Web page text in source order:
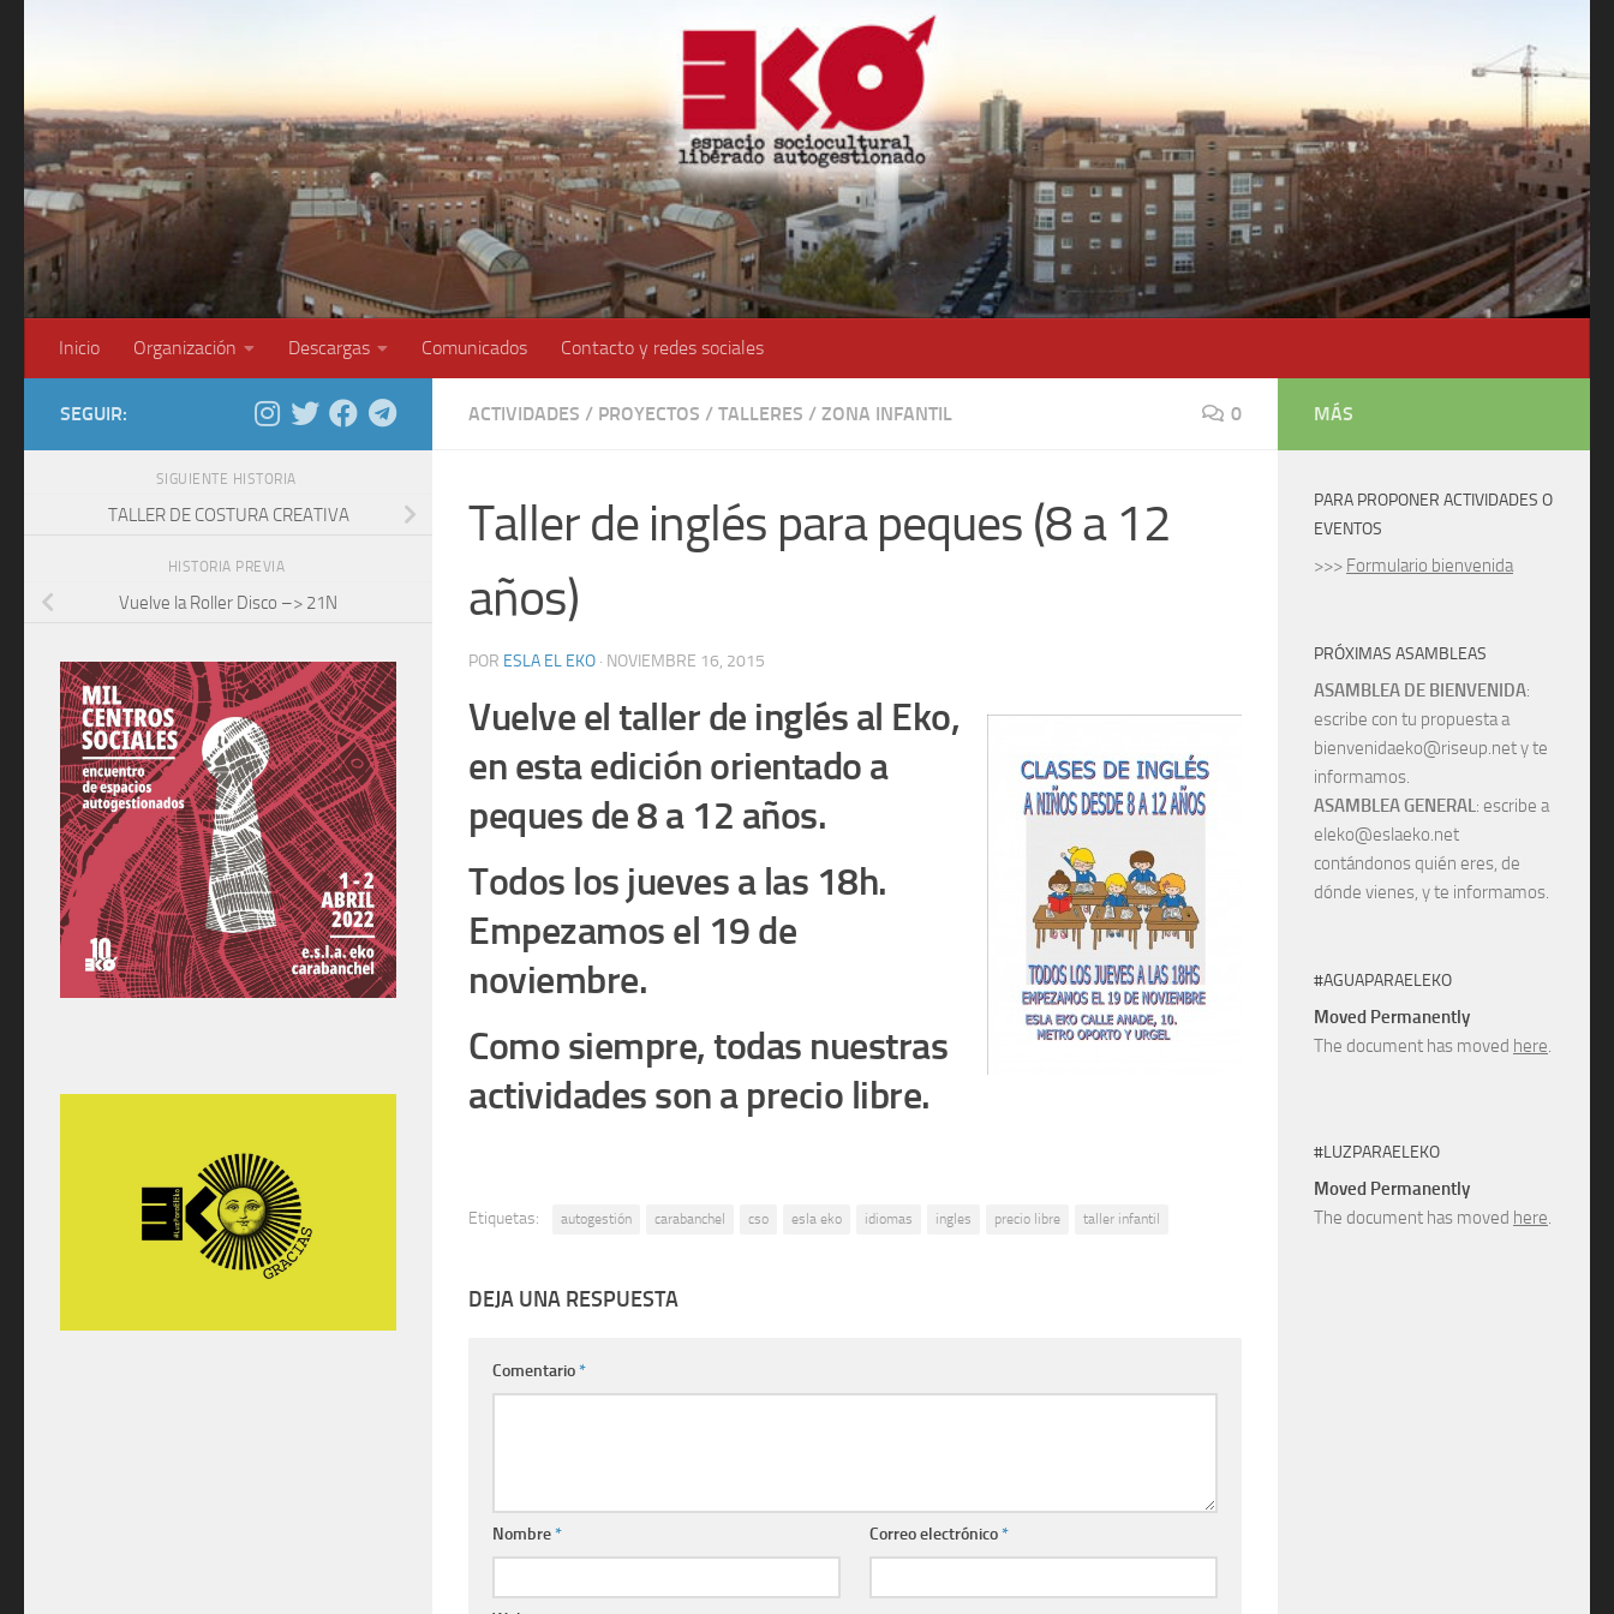
Inicio Organización Descargas Comunicados Contacto y redes sociales
ACTIVIDADES / PROYECTOS / TALLERES / ZONA INFANTIL 0
Taller de inglés para peques (8 a 12
años)
POR ESLA EL EKO · NOVIEMBRE 16, 2015
Vuelve el taller de inglés al Eko,
en esta edición orientado a
peques de 8 a 12 años.
Todos los jueves a las 18h.
Empezamos el 19 de
noviembre.
Como siempre, todas nuestras
actividades son a precio libre.
Etiquetas: autogestión carabanchel cso esla eko idiomas ingles precio libre taller infantil
DEJA UNA RESPUESTA
Comentario*
Nombre* Correo electrónico*
SEGUIR:
SIGUIENTE HISTORIA
TALLER DE COSTURA CREATIVA
HISTORIA PREVIA
Vuelve la Roller Disco –> 21N
MÁS
PARA PROPONER ACTIVIDADES O
EVENTOS
>>> Formulario bienvenida
PRÓXIMAS ASAMBLEAS
ASAMBLEA DE BIENVENIDA:
escribe con tu propuesta a
bienvenidaeko@riseup.net y te
informamos.
ASAMBLEA GENERAL: escribe a
eleko@eslaeko.net
contándonos quién eres, de
dónde vienes, y te informamos.
#AGUAPARAELEKO
Moved Permanently
The document has moved here.
#LUZPARAELEKO
Moved Permanently
The document has moved here.